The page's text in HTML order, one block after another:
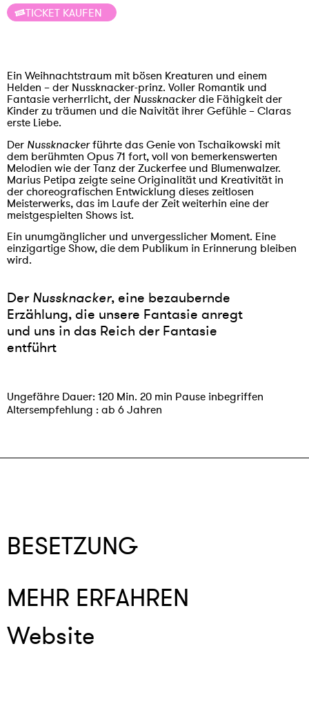
TICKET KAUFEN
DerNussknacker, eine bezaubernde
Erzählung, die unsere Fantasie anregt
und uns in das Reich der Fantasie
entführt
Ungefähre Dauer: 120 Min. 20 min Pause inbegriffen
Altersempfehlung : ab 6 Jahren
Ein Weihnachtstraum mit bösen Kreaturen und einem
Helden – der Nussknacker-prinz. Voller Romantik und
Fantasie verherrlicht, der Nussknackerdie Fähigkeit der
Kinder zu träumen und die Naivität ihrer Gefühle – Claras
erste Liebe.
Der Nussknackerführte das Genie von Tschaikowski mit
dem berühmten Opus 71 fort, voll von bemerkenswerten
Melodien wie der Tanz der Zuckerfee und Blumenwalzer.
Marius Petipa zeigte seine Originalität und Kreativität in
der choreografischen Entwicklung dieses zeitlosen
Meisterwerks, das im Laufe der Zeit weiterhin eine der
meistgespielten Shows ist.
Ein unumgänglicher und unvergesslicher Moment. Eine
einzigartige Show, die dem Publikum in Erinnerung bleiben
wird.
BESETZUNG
MEHR ERFAHREN
Website